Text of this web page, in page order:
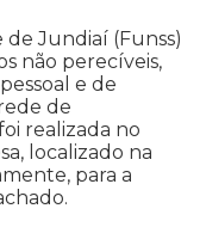
Jundiaí (Funss)
não perecíveis,
e de
de
realizada no
localizado na
para a